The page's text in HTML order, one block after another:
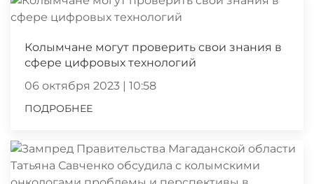
Колымчане могут проверить свои знания в
сфере цифровых технологий
06 октября 2023 | 10:58
ПОДРОБНЕЕ